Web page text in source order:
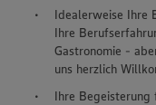
Idealerweise Ihre
Ihre
Gastronomie -
uns herzlich
Ihre Begeisterung